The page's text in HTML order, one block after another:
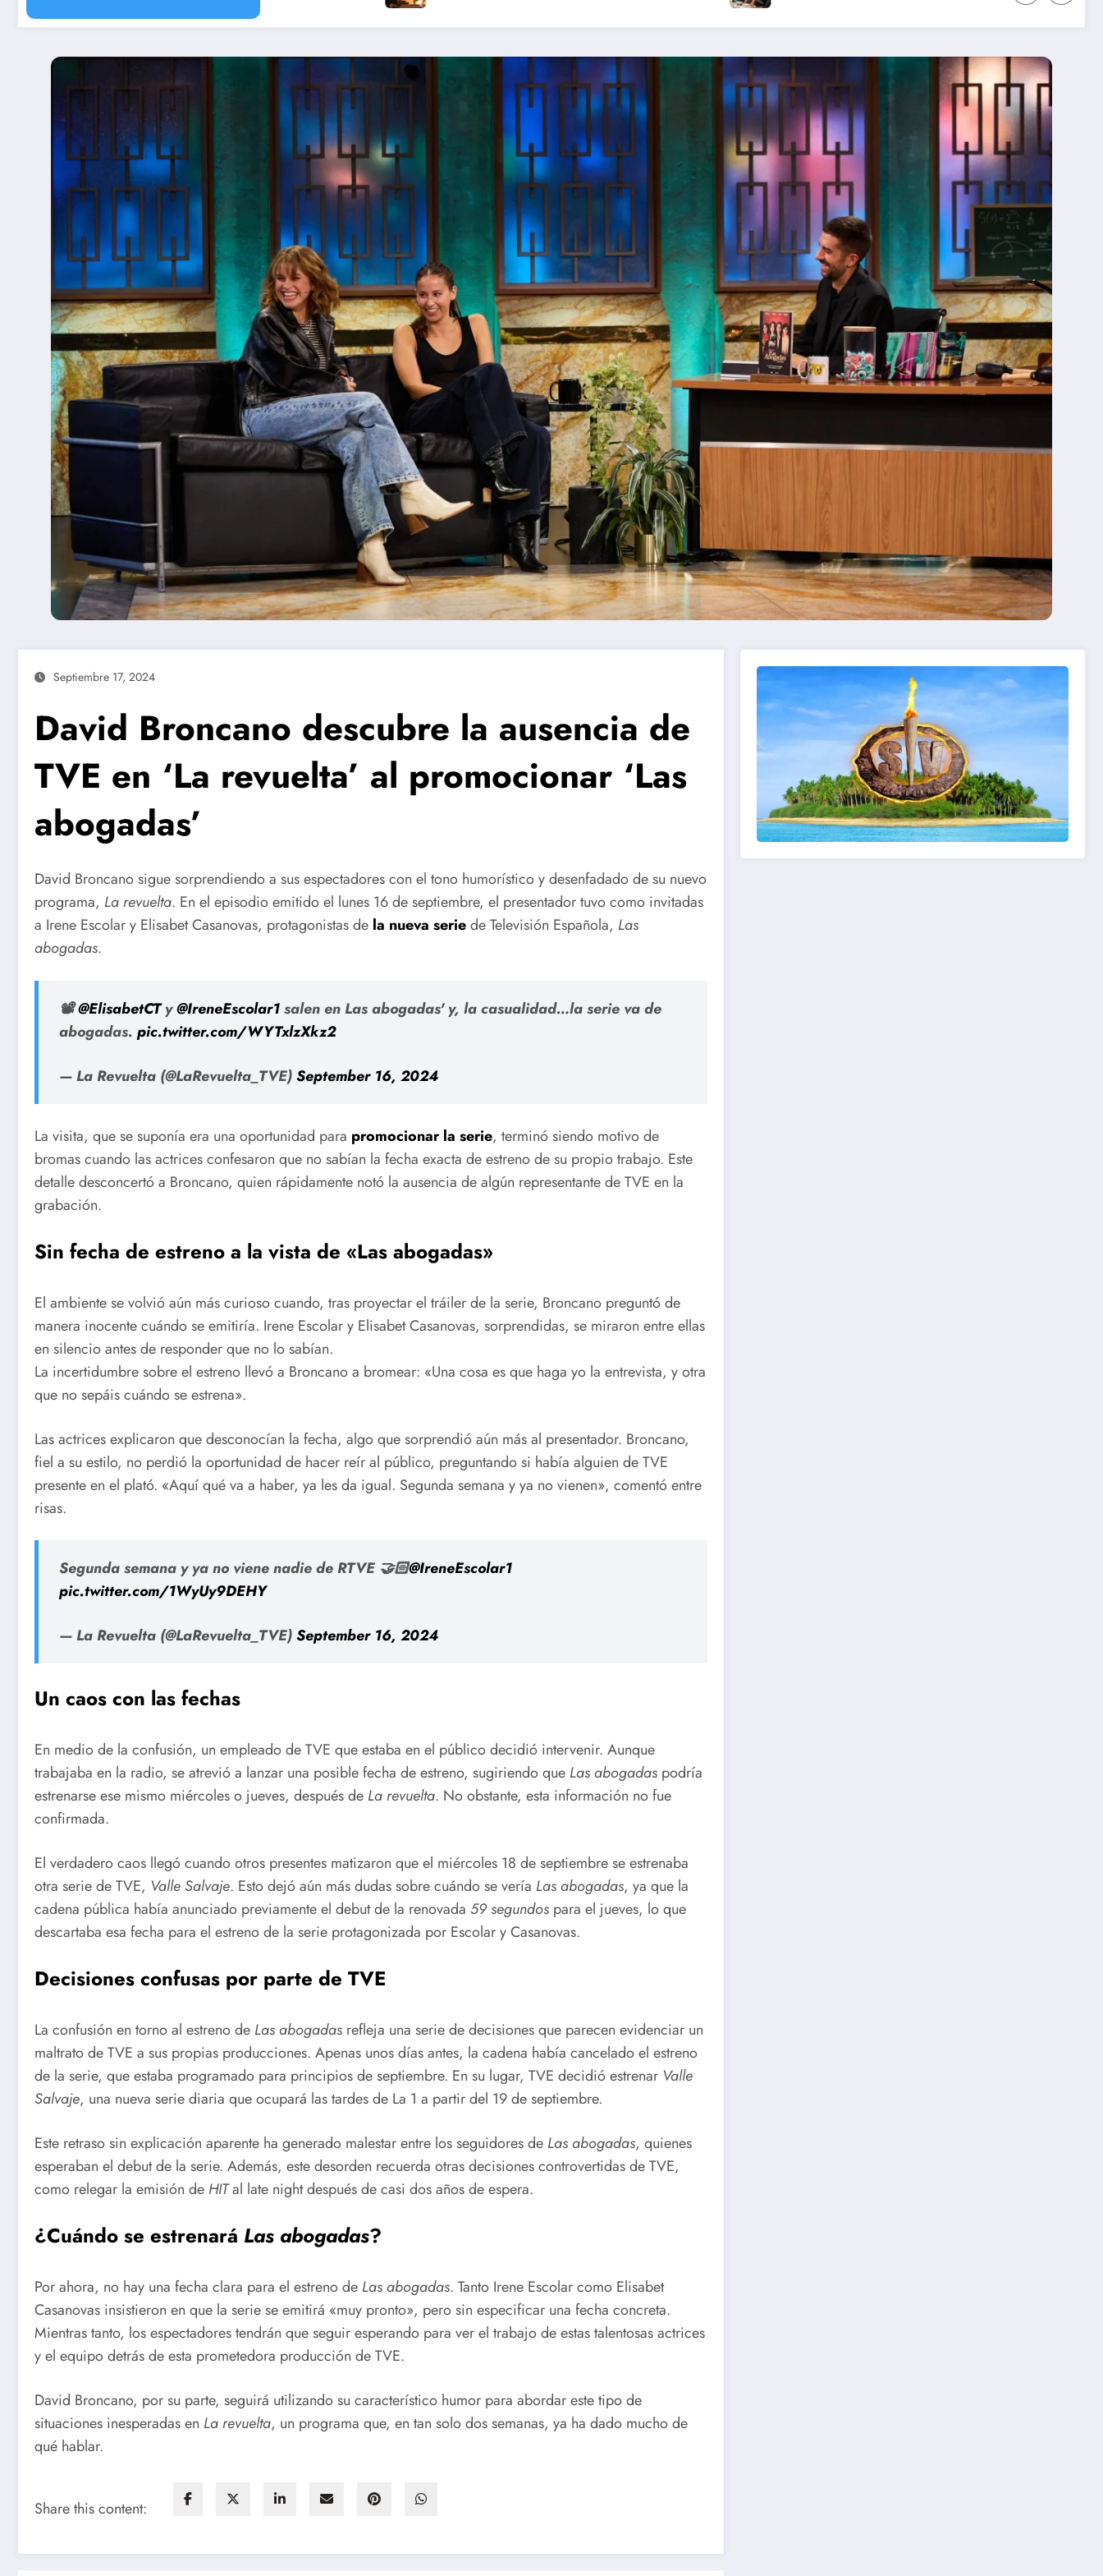
Septiembre 17, 2024
David Broncano descubre la ausencia de
TVE en ‘La revuelta’ al promocionar ‘Las
abogadas’
David Broncano sigue sorprendiendo a sus espectadores con el tono humorístico y desenfadado de su nuevo
programa, La revuelta. En el episodio emitido el lunes 16 de septiembre, el presentador tuvo como invitadas
a Irene Escolar y Elisabet Casanovas, protagonistas de la nueva seriede Televisión Española, Las
abogadas.
📽️@ElisabetCTy@IreneEscolar1salen en Las abogadas' y, la casualidad…la serie va de
abogadas. pic.twitter.com/WYTxlzXkz2
— La Revuelta (@LaRevuelta_TVE)September 16, 2024
La visita, que se suponía era una oportunidad para promocionar la serie, terminó siendo motivo de
bromas cuando las actrices confesaron que no sabían la fecha exacta de estreno de su propio trabajo. Este
detalle desconcertó a Broncano, quien rápidamente notó la ausencia de algún representante de TVE en la
grabación.
Sin fecha de estreno a la vista de «Las abogadas»
El ambiente se volvió aún más curioso cuando, tras proyectar el tráiler de la serie, Broncano preguntó de
manera inocente cuándo se emitiría. Irene Escolar y Elisabet Casanovas, sorprendidas, se miraron entre ellas
en silencio antes de responder que no lo sabían.
La incertidumbre sobre el estreno llevó a Broncano a bromear: «Una cosa es que haga yo la entrevista, y otra
que no sepáis cuándo se estrena».
Las actrices explicaron que desconocían la fecha, algo que sorprendió aún más al presentador. Broncano,
fiel a su estilo, no perdió la oportunidad de hacer reír al público, preguntando si había alguien de TVE
presente en el plató. «Aquí qué va a haber, ya les da igual. Segunda semana y ya no vienen», comentó entre
risas.
Segunda semana y ya no viene nadie de RTVE 🤝🏻@IreneEscolar1
pic.twitter.com/1WyUy9DEHY
— La Revuelta (@LaRevuelta_TVE)September 16, 2024
Un caos con las fechas
En medio de la confusión, un empleado de TVE que estaba en el público decidió intervenir. Aunque
trabajaba en la radio, se atrevió a lanzar una posible fecha de estreno, sugiriendo que Las abogadas podría
estrenarse ese mismo miércoles o jueves, después de La revuelta. No obstante, esta información no fue
confirmada.
El verdadero caos llegó cuando otros presentes matizaron que el miércoles 18 de septiembre se estrenaba
otra serie de TVE, Valle Salvaje. Esto dejó aún más dudas sobre cuándo se vería Las abogadas, ya que la
cadena pública había anunciado previamente el debut de la renovada 59 segundos para el jueves, lo que
descartaba esa fecha para el estreno de la serie protagonizada por Escolar y Casanovas.
Decisiones confusas por parte de TVE
La confusión en torno al estreno de Las abogadas refleja una serie de decisiones que parecen evidenciar un
maltrato de TVE a sus propias producciones. Apenas unos días antes, la cadena había cancelado el estreno
de la serie, que estaba programado para principios de septiembre. En su lugar, TVE decidió estrenar Valle
Salvaje, una nueva serie diaria que ocupará las tardes de La 1 a partir del 19 de septiembre.
Este retraso sin explicación aparente ha generado malestar entre los seguidores de Las abogadas, quienes
esperaban el debut de la serie. Además, este desorden recuerda otras decisiones controvertidas de TVE,
como relegar la emisión de HITal late night después de casi dos años de espera.
¿Cuándo se estrenará Las abogadas?
Por ahora, no hay una fecha clara para el estreno de Las abogadas. Tanto Irene Escolar como Elisabet
Casanovas insistieron en que la serie se emitirá «muy pronto», pero sin especificar una fecha concreta.
Mientras tanto, los espectadores tendrán que seguir esperando para ver el trabajo de estas talentosas actrices
y el equipo detrás de esta prometedora producción de TVE.
David Broncano, por su parte, seguirá utilizando su característico humor para abordar este tipo de
situaciones inesperadas en La revuelta, un programa que, en tan solo dos semanas, ya ha dado mucho de
qué hablar.
Share this content: